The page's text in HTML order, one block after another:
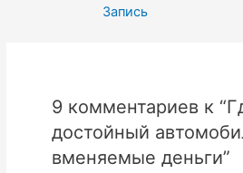
Запись
9 комментариев к
достойный
вменяемые деньги”